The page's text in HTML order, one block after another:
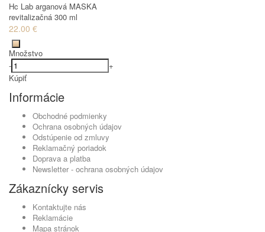
Hc Lab arganová MASKA
revitalizačná 300 ml
22.00 €
Množstvo
-
+
Kúpiť
Informácie
Obchodné podmienky
Ochrana osobných údajov
Odstúpenie od zmluvy
Reklamačný poriadok
Doprava a platba
Newsletter - ochrana osobných údajov
Zákaznícky servis
Kontaktujte nás
Reklamácie
Mapa stránok